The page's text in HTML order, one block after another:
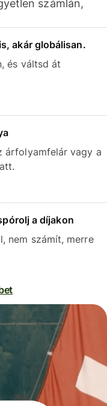
számlán,
akár globálisan.
és váltsd át
árfolyamfelár vagy a
a díjakon
nem számít, merre